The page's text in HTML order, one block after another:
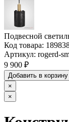
Подвесной
Код товара:
Артикул: rogerd-
9 900 ₽
Добавить в корзину
×
×